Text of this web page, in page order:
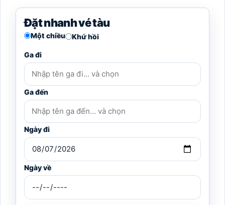
Đặt nhanh vé tàu
Một chiều Khứ hồi
Ga đi
Ga đến
Ngày đi
Ngày về